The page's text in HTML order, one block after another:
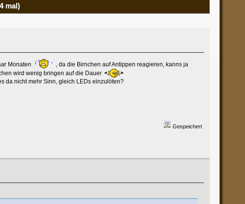
mal)
Monaten
, da die Birnchen auf Antippen reagieren, kanns ja
wird wenig bringen auf die Dauer
da nicht mehr Sinn, gleich LEDs einzulöten?
Gespeichert